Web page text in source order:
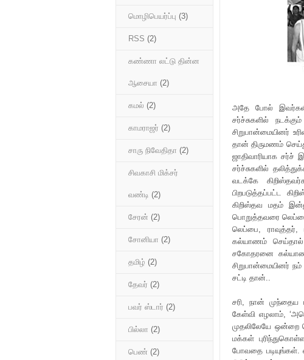
அதே போல்
சர்ச்சுகளில்
சிறுபான்மையினர்
தான் திருமணம்
ஜாதிவாரியாக சர்ச்
சர்ச்சுகளில்
வடக்கே
பிறபடுத்தப்பட்ட
கிறிஸ்தவ மதம்
பொறுத்தவரை
லெப்பை, ராவுத்தர்,
கல்யாணம் செய்தால்
சகோதரனை
சிறுபான்மையினர்
சட்டி தான்..
சரி, நான் முந்தைய
கேள்வி எழலாம்,
முதலிலேயே
மக்கள்
போவதை
மொழிபெயர்ப்பு (3)
RSS (2)
கண்ணா லட்டு தின்ன
ஆசையா (2)
கமல் (2)
காமராஜர் (2)
சாரு நிவேதிதா (2)
சிவகாசி மிக்சர்
வண்டி (2)
சேரன் (2)
சோனியா (2)
தமிழ் (2)
தேவர் (2)
பவர் ஸ்டார் (2)
பில்லா (2)
பெண் (2)